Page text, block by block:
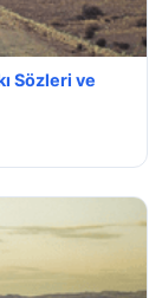
Sözleri ve